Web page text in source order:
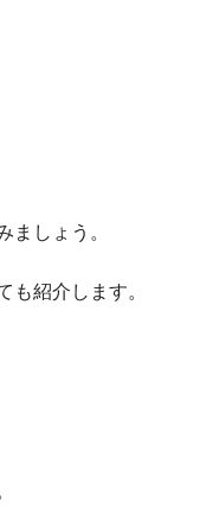
しょう。
紹介します。